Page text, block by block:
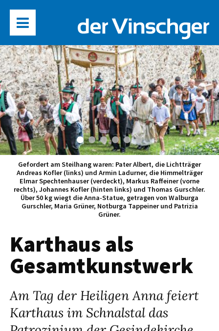
Gefordert am Steilhang waren: Pater Albert, die Lichtträger
Andreas Kofler (links) und Armin Ladurner, die Himmelträger
Elmar Spechtenhauser (verdeckt), Markus Raffeiner (vorne
rechts), Johannes Kofler (hinten links) und Thomas Gurschler.
Über 50 kg wiegt die Anna-Statue, getragen von Walburga
Gurschler, Maria Grüner, Notburga Tappeiner und Patrizia
Grüner.
Karthaus als
Gesamtkunstwerk
Am Tag der Heiligen Anna feiert
Karthaus im Schnalstal das